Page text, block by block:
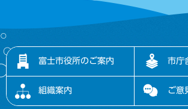
富士市役所のご案内 市庁
組織案内 ご意